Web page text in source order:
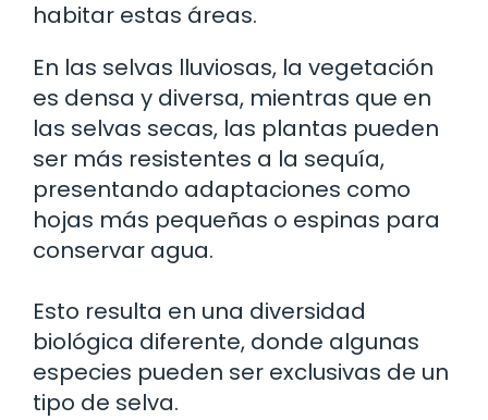
habitar estas áreas.
En las selvas lluviosas, la vegetación
es densa y diversa, mientras que en
las selvas secas, las plantas pueden
ser más resistentes a la sequía,
presentando adaptaciones como
hojas más pequeñas o espinas para
conservar agua.
Esto resulta en una diversidad
biológica diferente, donde algunas
especies pueden ser exclusivas de un
tipo de selva.